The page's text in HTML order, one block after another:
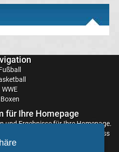
WWE
Boxen
für Ihre Homepage
und Ergebnisse für Ihre Homepage.
erfolgt alle paar Minuten, sodass
sind. Einfache und schnelle